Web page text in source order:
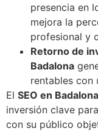
presencia en
mejora la
profesional y
Retorno de
Badalona
rentables con
El SEO en Badalona
inversión clave
con su público